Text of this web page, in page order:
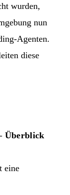
wurden,
nun
Agenten.
diese
Überblick
eine